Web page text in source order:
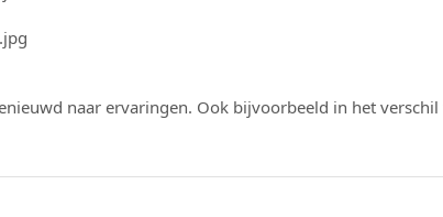
naar ervaringen. Ook bijvoorbeeld in het